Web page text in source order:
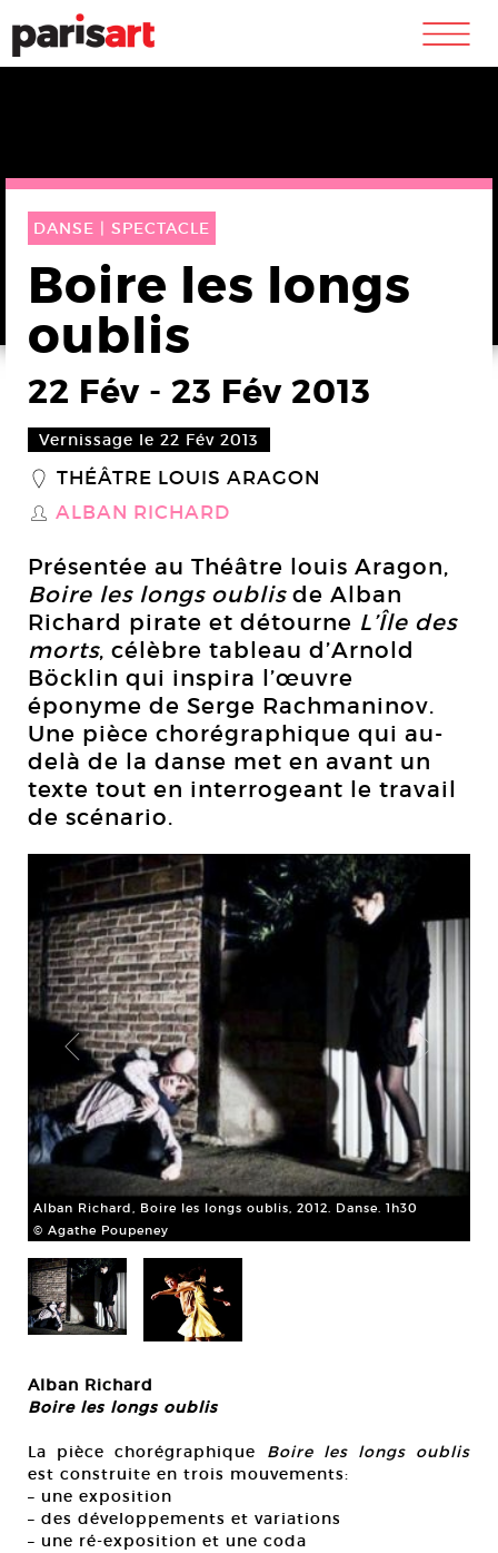
m
DANSE | SPECTACLE
Boire les longs
oublis
22 Fév - 23 Fév 2013
Vernissage le 22 Fév 2013
_ THÉÂTRE LOUIS ARAGON
S ALBAN RICHARD
Présentée au Théâtre louis Aragon,
Boire les longs oublis de Alban
Richard pirate et détourne L’Île des
morts, célèbre tableau d’Arnold
Böcklin qui inspira l’œuvre
éponyme de Serge Rachmaninov.
Une pièce chorégraphique qui au-
delà de la danse met en avant un
texte tout en interrogeant le travail
de scénario.
Alban Richard, Boire les longs oublis, 2012. Danse. 1h30
© Agathe Poupeney
Alban Richard
Boire les longs oublis
La pièce chorégraphique Boire les longs oublis
est construite en trois mouvements:
– une exposition
– des développements et variations
– une ré-exposition et une coda